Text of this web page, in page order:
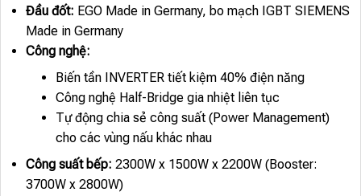
Đầu đốt: EGO Made in Germany, bo mạch IGBT SIEMENS
Made in Germany
Công nghệ:
Biến tần INVERTER tiết kiệm 40% điện năng
Công nghệ Half-Bridge gia nhiệt liên tục
Tự động chia sẻ công suất (Power Management)
cho các vùng nấu khác nhau
Công suất bếp: 2300W x 1500W x 2200W (Booster:
3700W x 2800W)